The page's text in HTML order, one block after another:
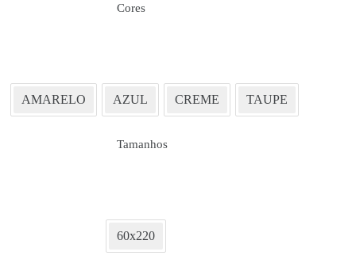
Cores
AMARELO AZUL CREME TAUPE
Tamanhos
60x220